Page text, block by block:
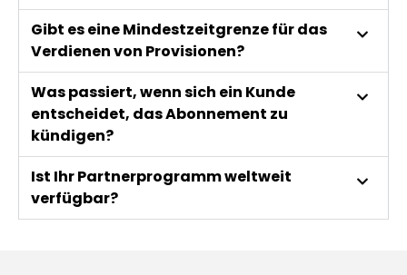
Gibt es eine Mindestzeitgrenze für das
Verdienen von Provisionen?
Was passiert, wenn sich ein Kunde
entscheidet, das Abonnement zu
kündigen?
Ist Ihr Partnerprogramm weltweit
verfügbar?